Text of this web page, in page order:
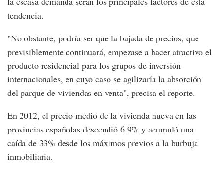
tendencia.
"No obstante, podría ser que la bajada de precios, que
previsiblemente continuará, empezase a hacer atractivo el
producto residencial para los grupos de inversión
internacionales, en cuyo caso se agilizaría la absorción
del parque de viviendas en venta", precisa el reporte.
En 2012, el precio medio de la vivienda nueva en las
provincias españolas descendió 6.9% y acumuló una
caída de 33% desde los máximos previos a la burbuja
inmobiliaria.